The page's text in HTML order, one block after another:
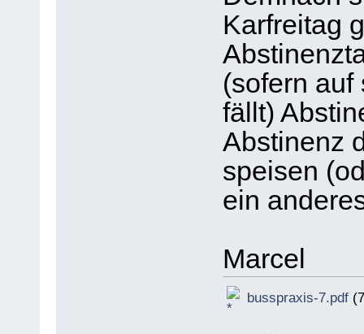
Karfreitag
(sofern auf
fällt)
Abstinenz
speisen
ein
Marcel
busspraxis-7.pdf